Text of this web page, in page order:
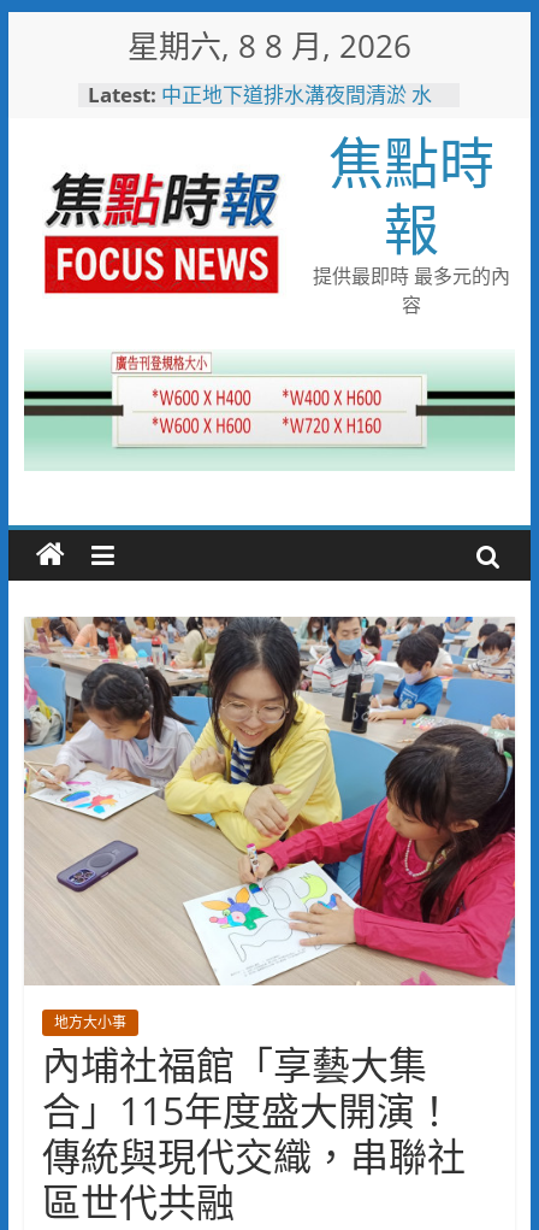
星期六, 8 8 月, 2026
Latest: 中正地下道排水溝夜間清淤 水
台中市技職教育再攀高峰！ 全
國技能競賽勇奪23面獎牌
日本花藝大師梅垣稔抵台交流
「花見日和」展現台日花藝文化
魅力 8月8日精彩展演登場
彰化縣長參選人魏平政彰化造
勢 喊福利超越六都承接王惠美
4輛高規格救護車 首配全自動
電動擔架床
焦點時
報
提供最即時 最多元的內
容
地方大小事
內埔社福館「享藝大集
合」115年度盛大開演！
傳統與現代交織，串聯社
區世代共融